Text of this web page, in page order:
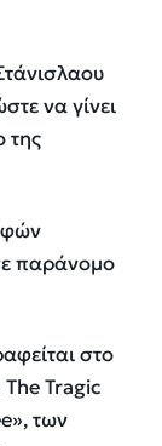
να γίνει
της
παράνομο
στο
Tragic
των